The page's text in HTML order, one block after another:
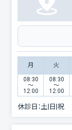
月 火
08:30
〜
12:00
08:30
〜
12:00
休診日：土|日|祝